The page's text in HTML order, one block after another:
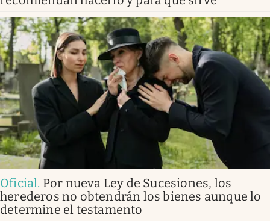
Oficial. Por nueva Ley de Sucesiones, los
herederos no obtendrán los bienes aunque lo
determine el testamento